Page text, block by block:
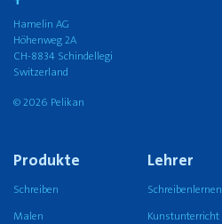
Hamelin AG
Höhenweg 2A
CH-8834 Schindellegi
Switzerland
© 2026 Pelikan
Produkte
Schreiben
Malen
Lehrer
Schreibenlernen
Kunstunterricht